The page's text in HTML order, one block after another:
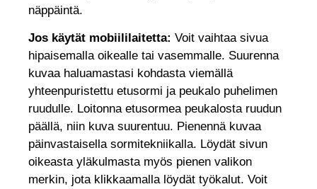
näppäintä.
Jos käytät mobiililaitetta: Voit vaihtaa sivua
hipaisemalla oikealle tai vasemmalle. Suurenna
kuvaa haluamastasi kohdasta viemällä
yhteenpuristettu etusormi ja peukalo puhelimen
ruudulle. Loitonna etusormea peukalosta ruudun
päällä, niin kuva suurentuu. Pienennä kuvaa
päinvastaisella sormitekniikalla. Löydät sivun
oikeasta yläkulmasta myös pienen valikon
merkin, jota klikkaamalla löydät työkalut. Voit